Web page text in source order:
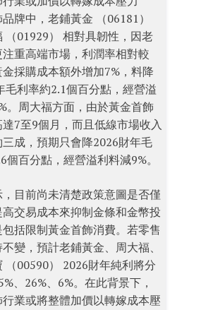
牌中，老鋪黃金 （06181）
（01929） 相對具韌性，因老
重高端市場，利潤率相對較
採購成本額外增加7%，料降
毛利率約2.1個百分點，經營溢
。周大福方面，由於黃金首飾
7至9個月，而且低線市場收入
成，預期只會降2026財年毛
個百分點，經營溢利料減9%。
目前尚未清楚政策意圖是否僅
交易成本來抑制金條和金幣投
括限制黃金首飾消費。若零售
變，預計老鋪黃金、周大福、
（00590） 2026財年純利將分
、26%、6%。在此背景下，
業或將整體加價以轉嫁成本壓